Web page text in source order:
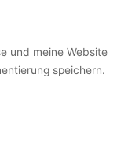
und meine Website
speichern.